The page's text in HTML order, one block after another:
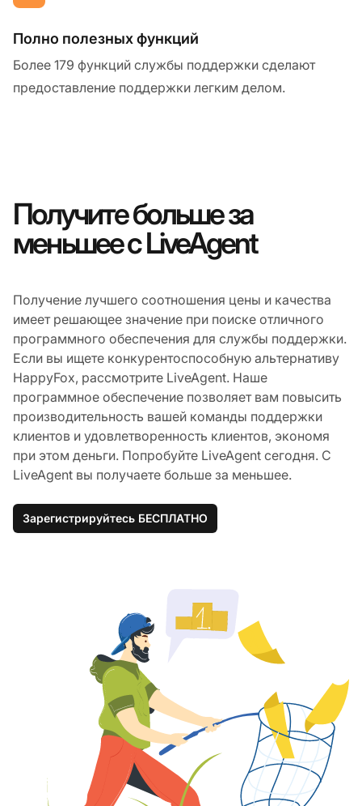
Полно полезных функций
Более 179 функций службы поддержки сделают
предоставление поддержки легким делом.
Получите больше за
меньшее с LiveAgent
Получение лучшего соотношения цены и качества
имеет решающее значение при поиске отличного
программного обеспечения для службы поддержки.
Если вы ищете конкурентоспособную альтернативу
HappyFox, рассмотрите LiveAgent. Наше
программное обеспечение позволяет вам повысить
производительность вашей команды поддержки
клиентов и удовлетворенность клиентов, экономя
при этом деньги. Попробуйте LiveAgent сегодня. С
LiveAgent вы получаете больше за меньшее.
Зарегистрируйтесь БЕСПЛАТНО